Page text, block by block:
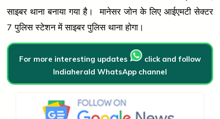
साइबर थाना बनाया गया है। मानेसर जोन के लिए आईएमटी सेक्टर
7 पुलिस स्टेशन में साइबर पुलिस थाना होगा।
For more interesting updates
click and follow
Indiaherald WhatsApp channel